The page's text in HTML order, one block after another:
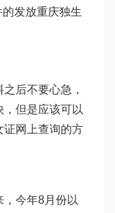
发放重庆独生
后不要心急，
，但是应该可以
证网上查询的方
，今年8月份以